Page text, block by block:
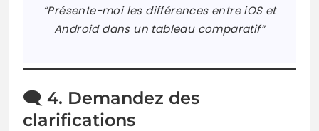
“Présente-moi les différences entre iOS et
Android dans un tableau comparatif”
🗨️ 4. Demandez des
clarifications